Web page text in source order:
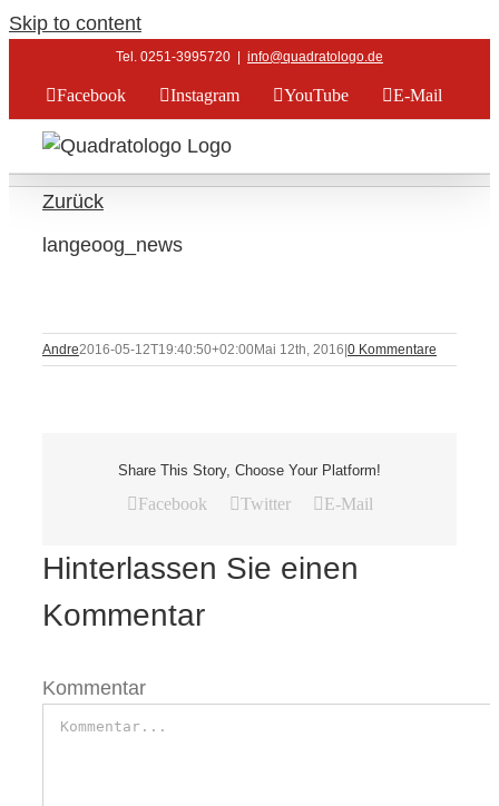
Skip to content
Tel. 0251-3995720 info@quadratologo.de
Facebook Instagram YouTube E-Mail
Zurück
langeoog_news
Andre2016-05-12T19:40:50+02:00Mai 12th, 2016 0 Kommentare
Share This Story, Choose Your Platform!
Facebook Twitter E-Mail
Hinterlassen Sie einen
Kommentar
Kommentar